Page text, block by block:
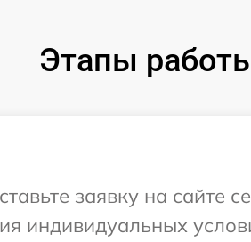
Этапы
заявку на сайте
индивидуальных